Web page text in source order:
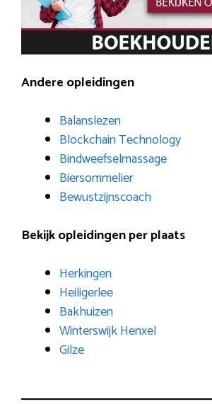
Andere opleidingen
Balanslezen
Blockchain Technology
Bindweefselmassage
Biersommelier
Bewustzijnscoach
Bekijk opleidingen per plaats
Herkingen
Heiligerlee
Bakhuizen
Winterswijk Henxel
Gilze